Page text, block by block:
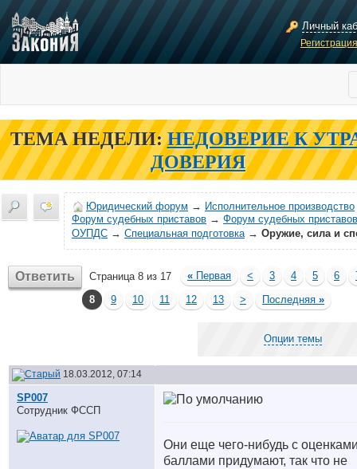
Личный
ТЕМА НЕДЕЛИ: НЕДОВЕРИЕ К
ДОВЕРИЯ
Юридический форум → Исполнительное производство
Форум судебных приставов → Форум судебных
ОУПДС → Специальная подготовка→ Оружие, сила и
Ответить Страница 8 из 17 « Первая < 3 4 5 6
8
9 10 11 12 13 > Последняя »
Опции темы
18.03.2012, 07:14
SP007
Сотрудник ФССП
Они еще чего-нибудь с
баллами придумают, так что не